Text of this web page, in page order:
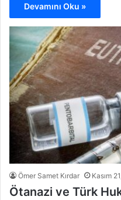
Devamını Oku »
Ömer Samet Kırdar Kasım
Ötanazi ve Türk